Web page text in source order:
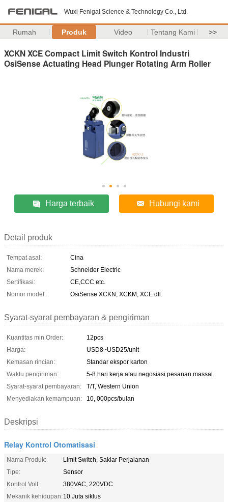
Wuxi Fenigal Science & Technology Co., Ltd.
Rumah Produk Video Tentang Kami >>
XCKN XCE Compact Limit Switch Kontrol Industri
OsiSense Actuating Head Plunger Rotating Arm Roller
Harga terbaik Hubungi kami
Detail produk
Tempat asal:
Cina
Nama merek:
Schneider Electric
Sertifikasi:
CE,CCC etc.
Nomor model:
OsiSense XCKN, XCKM, XCE dll.
Syarat-syarat pembayaran & pengiriman
Kuantitas min Order:
12pcs
Harga:
USD8~USD25/unit
Kemasan rincian:
Standar ekspor karton
Waktu pengiriman:
5-8 hari kerja atau negosiasi pesanan massal
Syarat-syarat pembayaran:
T/T, Western Union
Menyediakan kemampuan:
10, 000pcs/bulan
Deskripsi
Relay Kontrol Otomatisasi
Nama Produk:
Limit Switch, Saklar Perjalanan
Tipe:
Sensor
Kontrol Volt:
380VAC, 220VDC
Mekanik kehidupan:10 Juta siklus